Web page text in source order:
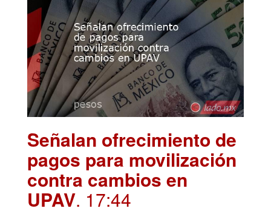
Señalan ofrecimiento de
pagos para movilización
contra cambios en
UPAV. 17:44